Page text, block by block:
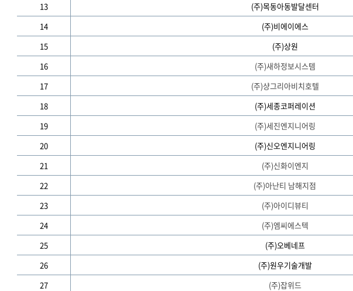
13
(주)목동아동발달센터
14
(주)비에이에스
15
(주)상원
16
(주)새하정보시스템
17
(주)샹그리아비치호텔
18
(주)세종코퍼레이션
19
(주)세진엔지니어링
20
(주)신오엔지니어링
21
(주)신화이엔지
22
(주)아난티 남해지점
23
(주)아이디뷰티
24
(주)엠씨에스텍
25
(주)오베네프
26
(주)원우기술개발
27
(주)잡위드